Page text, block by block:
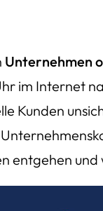
Unternehmen
im Internet
Kunden
entgehen